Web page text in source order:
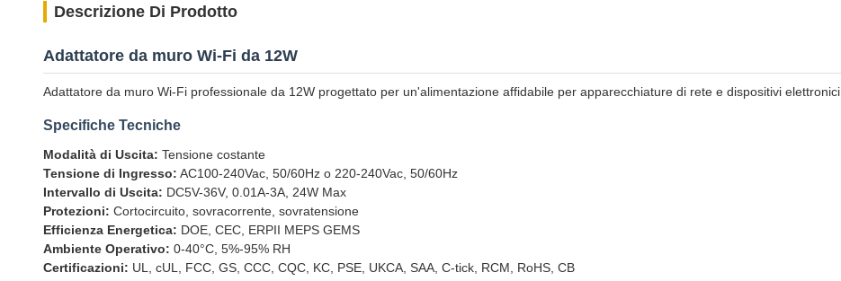
Descrizione Di Prodotto
Adattatore da muro Wi-Fi da 12W
Adattatore da muro Wi-Fi professionale da 12W progettato per un'alimentazione affidabile per apparecchiature di rete e dispositivi elettronici.
Specifiche Tecniche
Modalità di Uscita: Tensione costante
Tensione di Ingresso: AC100-240Vac, 50/60Hz o 220-240Vac, 50/60Hz
Intervallo di Uscita: DC5V-36V, 0.01A-3A, 24W Max
Protezioni: Cortocircuito, sovracorrente, sovratensione
Efficienza Energetica: DOE, CEC, ERPII MEPS GEMS
Ambiente Operativo: 0-40°C, 5%-95% RH
Certificazioni: UL, cUL, FCC, GS, CCC, CQC, KC, PSE, UKCA, SAA, C-tick, RCM, RoHS, CB